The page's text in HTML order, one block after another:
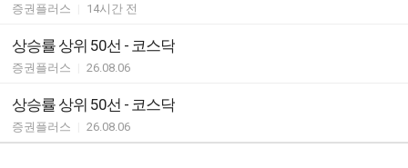
증권플러스 14시간 전
상승률 상위 50선 - 코스닥
증권플러스 26.08.06
상승률 상위 50선 - 코스닥
증권플러스 26.08.06